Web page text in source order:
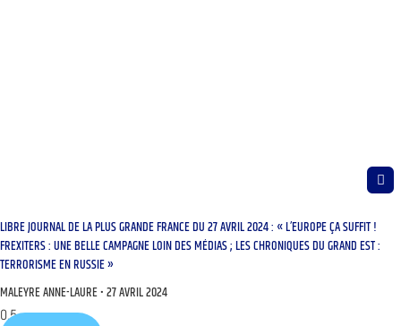
LIBRE JOURNAL DE LA PLUS GRANDE FRANCE DU 27 AVRIL 2024 : « L’EUROPE ÇA SUFFIT !
FREXITERS : UNE BELLE CAMPAGNE LOIN DES MÉDIAS ; LES CHRONIQUES DU GRAND EST :
TERRORISME EN RUSSIE »
MALEYRE ANNE-LAURE 27 AVRIL 2024